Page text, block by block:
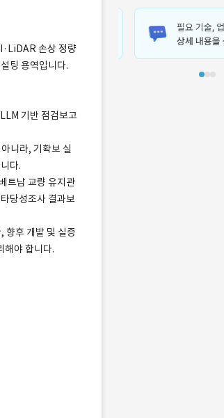
손상 정량
팅 용역입니다.
기반 점검보고
니라, 기확보 실
다.
트남 교량 유지관
당성조사 결과보
향후 개발 및 실증
해야 합니다.